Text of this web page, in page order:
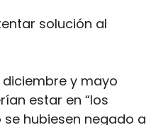
solución al
y mayo
estar en “los
hubiesen negado a